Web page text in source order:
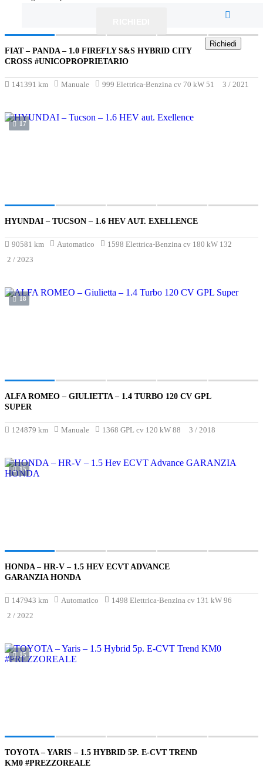
FIAT – PANDA – 1.0 FIREFLY S&S HYBRID CITY
CROSS #UNICOPROPRIETARIO
141391 km Manuale 999 Elettrica-Benzina cv 70 kW 51 3 / 2021
17
HYUNDAI – TUCSON – 1.6 HEV AUT. EXELLENCE
90581 km Automatico
1598 Elettrica-Benzina cv 180 kW 132
2 / 2023
18
ALFA ROMEO – GIULIETTA – 1.4 TURBO 120 CV GPL
SUPER
124879 km Manuale 1368 GPL cv 120 kW 88 3 / 2018
15
HONDA – HR-V – 1.5 HEV ECVT ADVANCE
GARANZIA HONDA
147943 km Automatico
1498 Elettrica-Benzina cv 131 kW 96
2 / 2022
15
TOYOTA – YARIS – 1.5 HYBRID 5P. E-CVT TREND
KM0 #PREZZOREALE
Richiedi
Richiedi